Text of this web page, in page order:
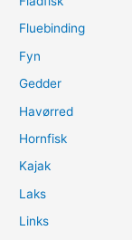
Fluebinding
Fyn
Gedder
Havørred
Hornfisk
Kajak
Laks
Links